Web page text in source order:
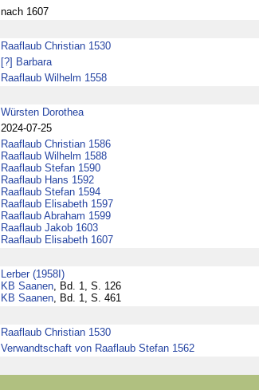
nach 1607
Raaflaub Christian 1530
[?] Barbara
Raaflaub Wilhelm 1558
Würsten Dorothea
2024-07-25
Raaflaub Christian 1586
Raaflaub Wilhelm 1588
Raaflaub Stefan 1590
Raaflaub Hans 1592
Raaflaub Stefan 1594
Raaflaub Elisabeth 1597
Raaflaub Abraham 1599
Raaflaub Jakob 1603
Raaflaub Elisabeth 1607
Lerber (1958I)
KB Saanen, Bd. 1, S. 126
KB Saanen, Bd. 1, S. 461
Raaflaub Christian 1530
Verwandtschaft von Raaflaub Stefan 1562